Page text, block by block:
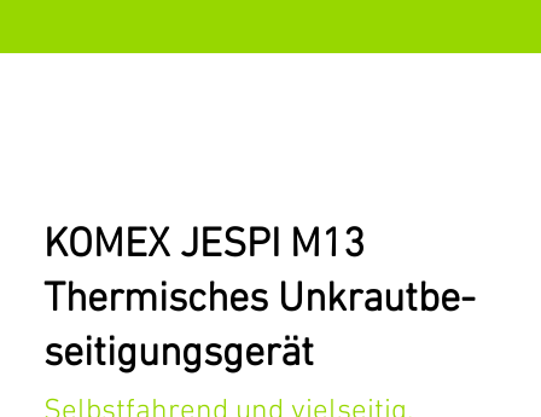
KOMEX JESPI M13
Thermisches Unkraut­be­
seiti­gungs­gerät